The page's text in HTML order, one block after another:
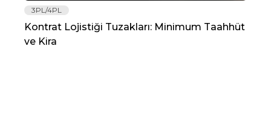
3PL/4PL
Kontrat Lojistiği Tuzakları: Minimum Taahhüt
ve Kira